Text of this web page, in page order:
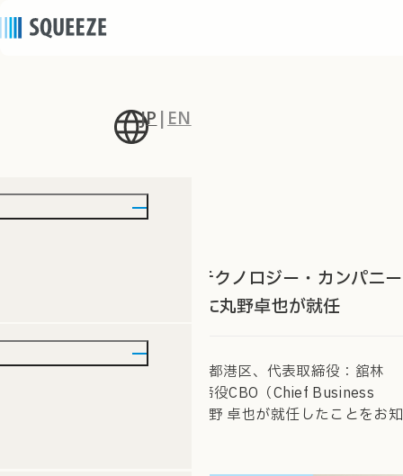
JP | EN
ニュース
宿泊業界のDXを推進するテクノロジー・カンパニー
のSQUEEZE、取締役CBOに丸野卓也が就任
株式会社SQUEEZE (本社：東京都港区、代表取締役：舘林
真一、以下、「当社」) は、取締役CBO（Chief Business
Officer：最高業務責任者）に丸野 卓也が就任したことをお知